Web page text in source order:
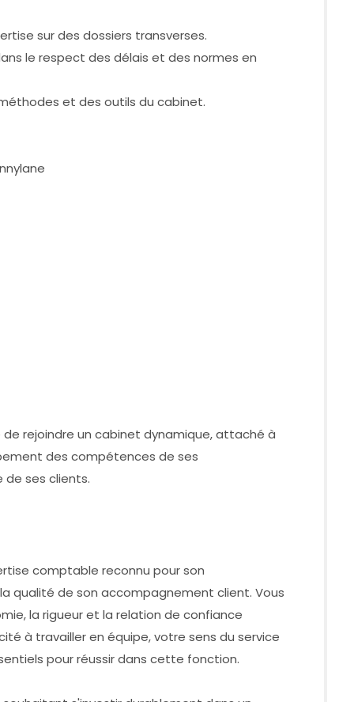
sur des dossiers transverses.
le respect des délais et des normes en
et des outils du cabinet.
rejoindre un cabinet dynamique, attaché à
des compétences de ses
ses clients.
comptable reconnu pour son
qualité de son accompagnement client. Vous
la rigueur et la relation de confiance
à travailler en équipe, votre sens du service
pour réussir dans cette fonction.